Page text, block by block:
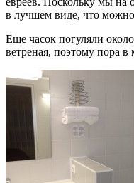
в лучшем виде, что
Еще часок погуляли
ветреная, поэтому пора в